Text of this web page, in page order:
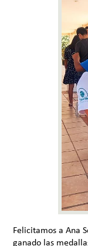
Felicitamos a Ana
ganado las